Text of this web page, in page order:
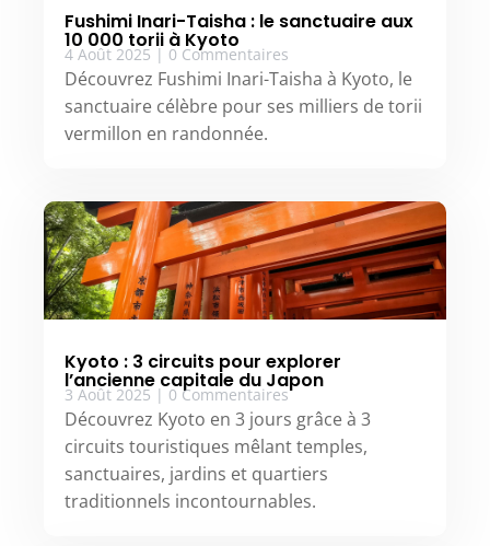
Fushimi Inari-Taisha : le sanctuaire aux
10 000 torii à Kyoto
4 Août 2025 | 0 Commentaires
Découvrez Fushimi Inari-Taisha à Kyoto, le
sanctuaire célèbre pour ses milliers de torii
vermillon en randonnée.
Kyoto : 3 circuits pour explorer
l’ancienne capitale du Japon
3 Août 2025 | 0 Commentaires
Découvrez Kyoto en 3 jours grâce à 3
circuits touristiques mêlant temples,
sanctuaires, jardins et quartiers
traditionnels incontournables.